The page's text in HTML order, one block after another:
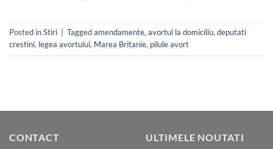
Posted inStiri Taggedamendamente, avortul la domiciliu, deputati
crestini, legea avortului, Marea Britanie, pilule avort
CONTACT ULTIMELE NOUTATI